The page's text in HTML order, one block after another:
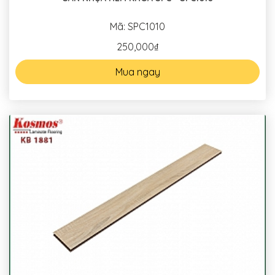
Mã: SPC1010
250,000₫
Mua ngay